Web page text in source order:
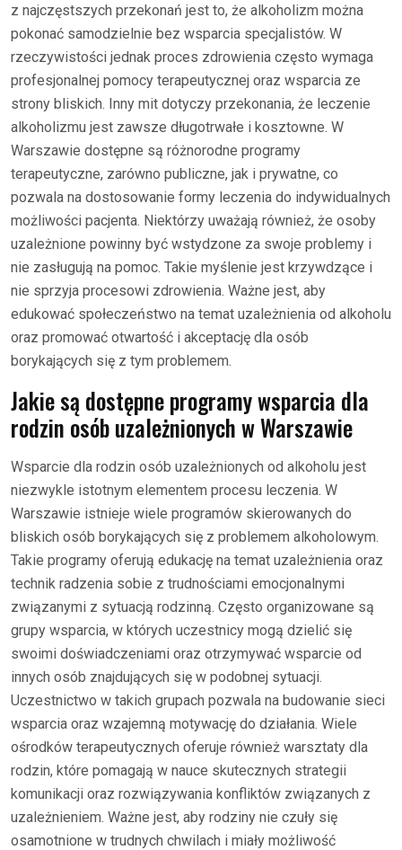
z najczęstszych przekonań jest to, że alkoholizm można
pokonać samodzielnie bez wsparcia specjalistów. W
rzeczywistości jednak proces zdrowienia często wymaga
profesjonalnej pomocy terapeutycznej oraz wsparcia ze
strony bliskich. Inny mit dotyczy przekonania, że leczenie
alkoholizmu jest zawsze długotrwałe i kosztowne. W
Warszawie dostępne są różnorodne programy
terapeutyczne, zarówno publiczne, jak i prywatne, co
pozwala na dostosowanie formy leczenia do indywidualnych
możliwości pacjenta. Niektórzy uważają również, że osoby
uzależnione powinny być wstydzone za swoje problemy i
nie zasługują na pomoc. Takie myślenie jest krzywdzące i
nie sprzyja procesowi zdrowienia. Ważne jest, aby
edukować społeczeństwo na temat uzależnienia od alkoholu
oraz promować otwartość i akceptację dla osób
borykających się z tym problemem.
Jakie są dostępne programy wsparcia dla
rodzin osób uzależnionych w Warszawie
Wsparcie dla rodzin osób uzależnionych od alkoholu jest
niezwykle istotnym elementem procesu leczenia. W
Warszawie istnieje wiele programów skierowanych do
bliskich osób borykających się z problemem alkoholowym.
Takie programy oferują edukację na temat uzależnienia oraz
technik radzenia sobie z trudnościami emocjonalnymi
związanymi z sytuacją rodzinną. Często organizowane są
grupy wsparcia, w których uczestnicy mogą dzielić się
swoimi doświadczeniami oraz otrzymywać wsparcie od
innych osób znajdujących się w podobnej sytuacji.
Uczestnictwo w takich grupach pozwala na budowanie sieci
wsparcia oraz wzajemną motywację do działania. Wiele
ośrodków terapeutycznych oferuje również warsztaty dla
rodzin, które pomagają w nauce skutecznych strategii
komunikacji oraz rozwiązywania konfliktów związanych z
uzależnieniem. Ważne jest, aby rodziny nie czuły się
osamotnione w trudnych chwilach i miały możliwość